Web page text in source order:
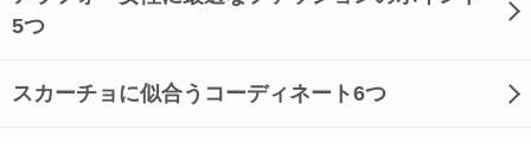
5つ
スカーチョに似合うコーディネート6つ